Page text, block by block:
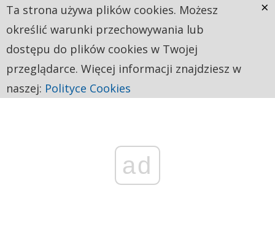
ad
Ta strona używa plików cookies. Możesz
określić warunki przechowywania lub
dostępu do plików cookies w Twojej
przeglądarce. Więcej informacji znajdziesz w
naszej: Polityce Cookies
×